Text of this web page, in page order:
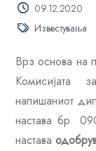
09.12.2020
Известувања
Врз основа на
Комисијата
напишаниот
настава бр.
настава